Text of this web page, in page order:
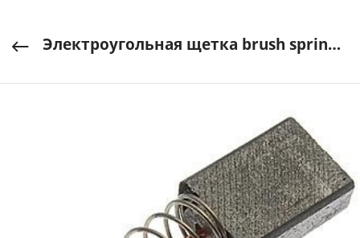
Электроугольная щетка brush spring 5x11x16мм RUICHI арт. RLT-98557